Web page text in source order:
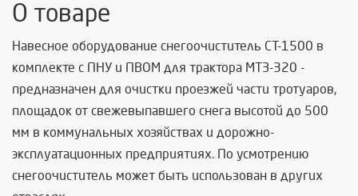
О товаре
Навесное оборудование снегоочиститель СТ-1500 в
комплекте с ПНУ и ПВОМ для трактора МТЗ-320 -
предназначен для очистки проезжей части тротуаров,
площадок от свежевыпавшего снега высотой до 500
мм в коммунальных хозяйствах и дорожно-
эксплуатационных предприятиях. По усмотрению
снегоочиститель может быть использован в других